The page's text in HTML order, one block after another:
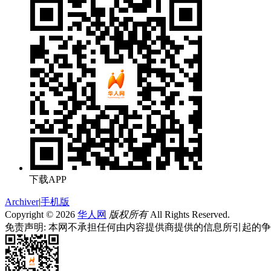
下载APP
Archiver|手机版
Copyright © 2026 华人网 版权所有All Rights Reserved.
免责声明: 本网不承担任何由内容提供商提供的信息所引起的争